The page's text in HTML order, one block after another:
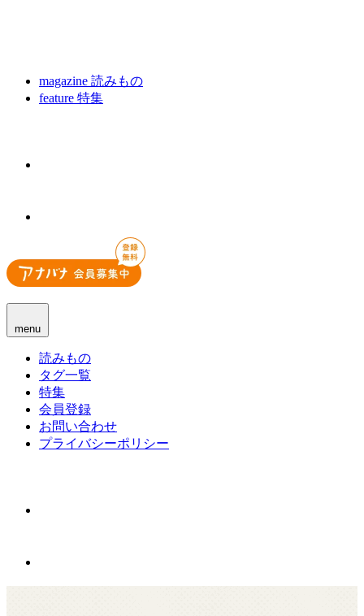
magazine 読みもの
feature 特集
menu
読みもの
タグ一覧
特集
会員登録
お問い合わせ
プライバシーポリシー